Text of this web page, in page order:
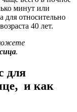
минут или
для относительно
40 лет.
.
для
и как